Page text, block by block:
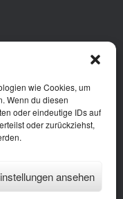
wie Cookies, um
Wenn du diesen
oder eindeutige IDs auf
oder zurückziehst,
ansehen